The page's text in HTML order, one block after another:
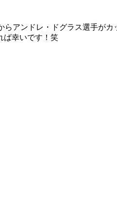
アンドレ・ドグラス選手が
ば幸いです！笑